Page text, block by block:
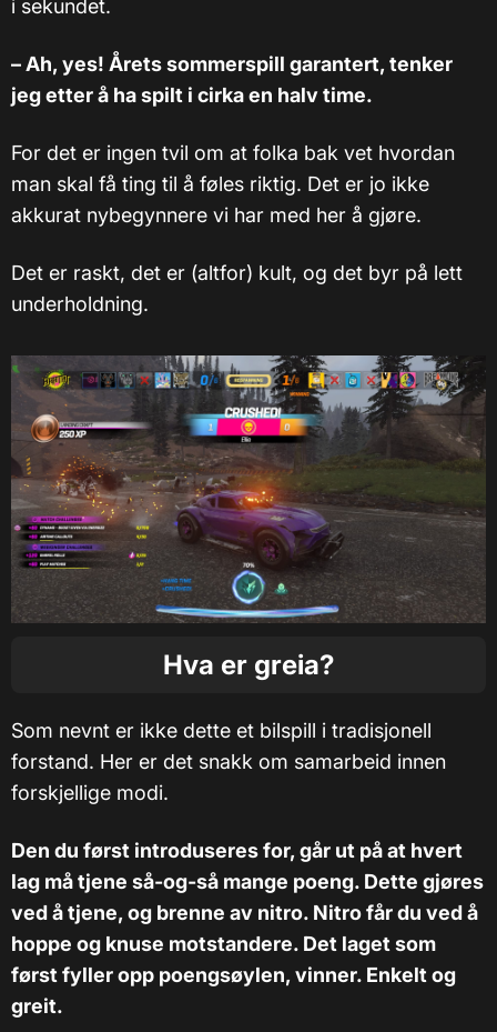
i sekundet.
– Ah, yes! Årets sommerspill garantert, tenker
jeg etter å ha spilt i cirka en halv time.
For det er ingen tvil om at folka bak vet hvordan
man skal få ting til å føles riktig. Det er jo ikke
akkurat nybegynnere vi har med her å gjøre.
Det er raskt, det er (altfor) kult, og det byr på lett
underholdning.
Hva er greia?
Som nevnt er ikke dette et bilspill i tradisjonell
forstand. Her er det snakk om samarbeid innen
forskjellige modi.
Den du først introduseres for, går ut på at hvert
lag må tjene så-og-så mange poeng. Dette gjøres
ved å tjene, og brenne av nitro. Nitro får du ved å
hoppe og knuse motstandere. Det laget som
først fyller opp poengsøylen, vinner. Enkelt og
greit.